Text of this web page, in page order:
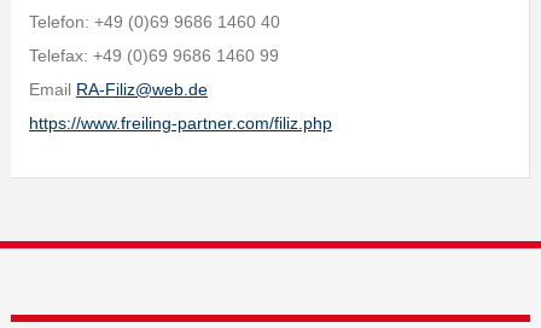
Telefon: +49 (0)69 9686 1460 40
Telefax: +49 (0)69 9686 1460 99
Email RA-Filiz@web.de
https://www.freiling-partner.com/filiz.php